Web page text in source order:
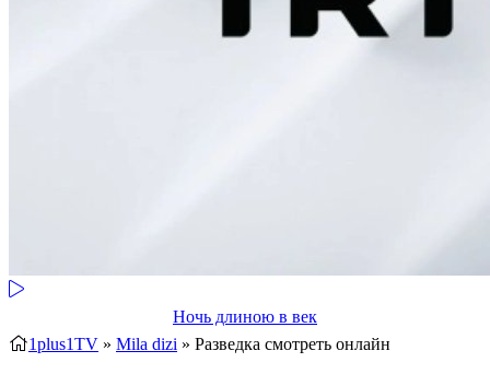
Ночь длиною в век
1plus1TV » Mila dizi » Разведка смотреть онлайн